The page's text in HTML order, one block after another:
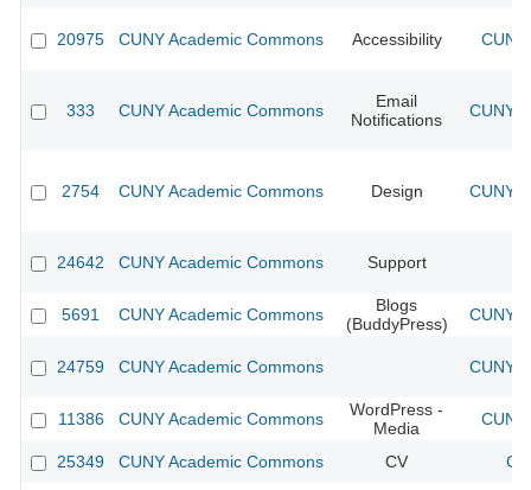
20975 CUNY Academic Commons Accessibility
333 CUNY Academic Commons
Email
Notifications
CUNY
2754 CUNY Academic Commons Design CUNY
24642 CUNY Academic Commons Support
5691 CUNY Academic Commons
Blogs
(BuddyPress)
CUNY
24759 CUNY Academic Commons CUNY
11386 CUNY Academic Commons
WordPress -
Media
25349 CUNY Academic Commons CV